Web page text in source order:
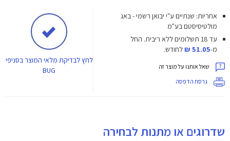
אחריות: שנתיים ע"י יבואן רשמי - באג
מולטיסיסטם בע"מ
עד 18 תשלומים ללא ריבית.
החל
מ-51.05 ₪ לחודש.
שאל אותנו על מוצר זה
גרסת הדפסה
לחץלבדיקת מלאי המוצר בסניפי
BUG
שדרוגים או מתנות לבחירה